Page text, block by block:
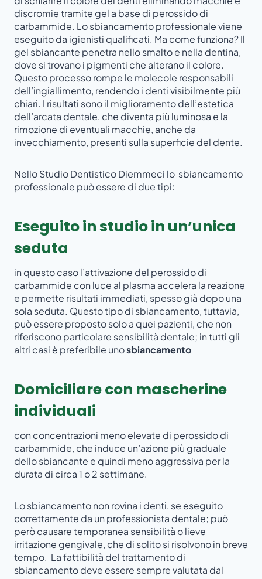
discromie tramite gel a base di perossido di
carbammide. Lo sbiancamento professionale viene
eseguito da igienisti qualificati. Ma come funziona? Il
gel sbiancante penetra nello smalto e nella dentina,
dove si trovano i pigmenti che alterano il colore.
Questo processo rompe le molecole responsabili
dell’ingiallimento, rendendo i denti visibilmente più
chiari. I risultati sono il miglioramento dell’estetica
dell’arcata dentale, che diventa più luminosa e la
rimozione di eventuali macchie, anche da
invecchiamento, presenti sulla superficie del dente.
Nello Studio Dentistico Diemmeci lo sbiancamento
professionale può essere di due tipi:
Eseguito in studio in un’unica
seduta
in questo caso l’attivazione del perossido di
carbammide con luce al plasma accelera la reazione
e permette risultati immediati, spesso già dopo una
sola seduta. Questo tipo di sbiancamento, tuttavia,
può essere proposto solo a quei pazienti, che non
riferiscono particolare sensibilità dentale; in tutti gli
altri casi è preferibile unosbiancamento
Domiciliare con mascherine
individuali
con concentrazioni meno elevate di perossido di
carbammide, che induce un’azione più graduale
dello sbiancante e quindi meno aggressiva per la
durata di circa 1 o 2 settimane.
Lo sbiancamento non rovina i denti, se eseguito
correttamente da un professionista dentale; può
però causare temporanea sensibilità o lieve
irritazione gengivale, che di solito si risolvono in breve
tempo. La fattibilità del trattamento di
sbiancamento deve essere sempre valutata dal